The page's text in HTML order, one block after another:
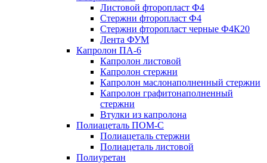
Листовой фторопласт Ф4
Стержни фторопласт Ф4
Стержни фторопласт черные Ф4К20
Лента ФУМ
Капролон ПА-6
Капролон листовой
Капролон стержни
Капролон маслонаполненный стержни
Капролон графитонаполненный
стержни
Втулки из капролона
Полиацеталь ПОМ-С
Полиацеталь стержни
Полиацеталь листовой
Полиуретан